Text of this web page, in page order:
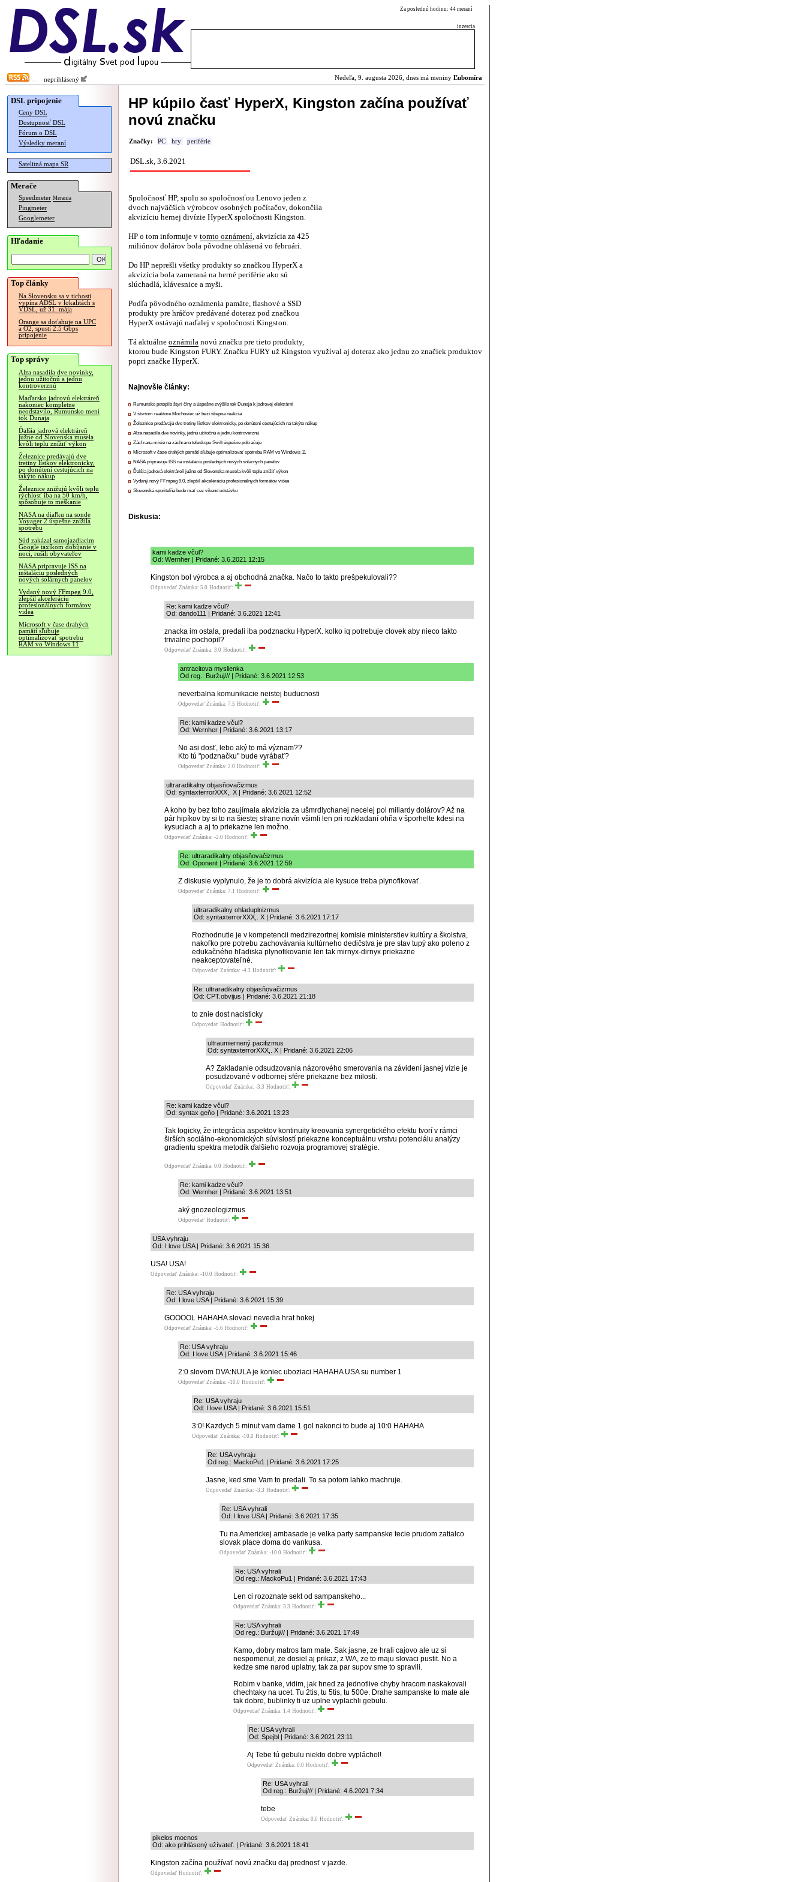
Za poslednú hodinu: 44 meraní
inzercia
neprihlásený Nedeľa, 9. augusta 2026, dnes má meniny Ľubomíra
DSL pripojenie
Ceny DSL
Dostupnosť DSL
Fórum o DSL
Výsledky meraní
Satelitná mapa SR
Merače
Speedmeter Merania
Pingmeter
Googlemeter
Hľadanie
Top články
Na Slovensku sa v tichosti
vypína ADSL v lokalitách s
VDSL, už 31. mája
Orange sa doťahuje na UPC
a O2, spustí 2.5 Gbps
pripojenie
Top správy
Alza nasadila dve novinky,
jednu užitočnú a jednu
kontroverznú
Maďarsko jadrovú elektráreň
nakoniec kompletne
neodstavilo, Rumunsko mení
tok Dunaja
Ďalšia jadrová elektráreň
južne od Slovenska musela
kvôli teplu znížiť výkon
Železnice predávajú dve
tretiny lístkov elektronicky,
po donútení cestujúcich na
takýto nákup
Železnice znižujú kvôli teplu
rýchlosť iba na 50 km/h,
spôsobuje to meškanie
NASA na diaľku na sonde
Voyager 2 úspešne znížila
spotrebu
Súd zakázal samojazdiacim
Google taxíkom dobíjanie v
noci, rušili obyvateľov
NASA pripravuje ISS na
inštaláciu posledných
nových solárnych panelov
Vydaný nový FFmpeg 9.0,
zlepšil akceleráciu
profesionálnych formátov
videa
Microsoft v čase drahých
pamätí sľubuje
optimalizovať spotrebu
RAM vo Windows 11
HP kúpilo časť HyperX, Kingston začína používať
novú značku
Značky: PC hry periférie
DSL.sk, 3.6.2021
Spoločnosť HP, spolu so spoločnosťou Lenovo jeden z
dvoch najväčších výrobcov osobných počítačov, dokončila
akvizíciu hernej divízie HyperX spoločnosti Kingston.
HP o tom informuje v tomto oznámení, akvizícia za 425
miliónov dolárov bola pôvodne ohlásená vo februári.
Do HP neprešli všetky produkty so značkou HyperX a
akvizícia bola zameraná na herné periférie ako sú
slúchadlá, klávesnice a myši.
Podľa pôvodného oznámenia pamäte, flashové a SSD
produkty pre hráčov predávané doteraz pod značkou
HyperX ostávajú naďalej v spoločnosti Kingston.
Tá aktuálne oznámila novú značku pre tieto produkty,
ktorou bude Kingston FURY. Značku FURY už Kingston využíval aj doteraz ako jednu zo značiek produktov
popri značke HyperX.
Najnovšie články:
Rumunsko potopilo štyri člny a úspešne zvýšilo tok Dunaja k jadrovej elektrárni
V štvrtom reaktore Mochoviec už beží štiepna reakcia
Železnice predávajú dve tretiny lístkov elektronicky, po donútení cestujúcich na takýto nákup
Alza nasadila dve novinky, jednu užitočnú a jednu kontroverznú
Záchrana misie na záchranu teleskopu Swift úspešne pokračuje
Microsoft v čase drahých pamätí sľubuje optimalizovať spotrebu RAM vo Windows 11
NASA pripravuje ISS na inštaláciu posledných nových solárnych panelov
Ďalšia jadrová elektráreň južne od Slovenska musela kvôli teplu znížiť výkon
Vydaný nový FFmpeg 9.0, zlepšil akceleráciu profesionálnych formátov videa
Slovenská sporiteľňa bude mať cez víkend odstávku
Diskusia:
kami kadze včul?
Od: Wernher | Pridané: 3.6.2021 12:15
Kingston bol výrobca a aj obchodná značka. Načo to takto prešpekulovali??
Odpovedať Známka: 5.0 Hodnotiť:
Re: kami kadze včul?
Od: dando111 | Pridané: 3.6.2021 12:41
znacka im ostala, predali iba podznacku HyperX. kolko iq potrebuje clovek aby nieco takto
trivialne pochopil?
Odpovedať Známka: 3.0 Hodnotiť:
antracitova myslienka
Od reg.: Buržuj/// | Pridané: 3.6.2021 12:53
neverbalna komunikacie neistej buducnosti
Odpovedať Známka: 7.5 Hodnotiť:
Re: kami kadze včul?
Od: Wernher | Pridané: 3.6.2021 13:17
No asi dosť, lebo aký to má význam??
Kto tú "podznačku" bude vyrábať?
Odpovedať Známka: 2.0 Hodnotiť:
ultraradikalny objasňovačizmus
Od: syntaxterrorXXX,. X | Pridané: 3.6.2021 12:52
A koho by bez toho zaujímala akvizícia za ušmrdlychanej necelej pol miliardy dolárov? Až na
pár hipíkov by si to na šiestej strane novín všimli len pri rozkladaní ohňa v šporhelte kdesi na
kysuciach a aj to priekazne len možno.
Odpovedať Známka: -2.0 Hodnotiť:
Re: ultraradikalny objasňovačizmus
Od: Oponent | Pridané: 3.6.2021 12:59
Z diskusie vyplynulo, že je to dobrá akvizícia ale kysuce treba plynofikovať.
Odpovedať Známka: 7.1 Hodnotiť:
ultraradikalny ohladuplnizmus
Od: syntaxterrorXXX,. X | Pridané: 3.6.2021 17:17
Rozhodnutie je v kompetencii medzirezortnej komisie ministerstiev kultúry a školstva,
nakoľko pre potrebu zachovávania kultúrneho dedičstva je pre stav tupý ako poleno z
edukačného hľadiska plynofikovanie len tak mirnyx-dirnyx priekazne
neakceptovateľné.
Odpovedať Známka: -4.3 Hodnotiť:
Re: ultraradikalny objasňovačizmus
Od: CPT.obvijus | Pridané: 3.6.2021 21:18
to znie dost nacisticky
Odpovedať Hodnotiť:
ultraumiernený pacifizmus
Od: syntaxterrorXXX,. X | Pridané: 3.6.2021 22:06
A? Zakladanie odsudzovania názorového smerovania na závidení jasnej vízie je
posudzované v odbornej sfére priekazne bez milosti.
Odpovedať Známka: -3.3 Hodnotiť:
Re: kami kadze včul?
Od: syntax geňo | Pridané: 3.6.2021 13:23
Tak logicky, že integrácia aspektov kontinuity kreovania synergetického efektu tvorí v rámci
širších sociálno-ekonomických súvislostí priekazne konceptuálnu vrstvu potenciálu analýzy
gradientu spektra metodík ďalšieho rozvoja programovej stratégie.
Odpovedať Známka: 0.0 Hodnotiť:
Re: kami kadze včul?
Od: Wernher | Pridané: 3.6.2021 13:51
aký gnozeologizmus
Odpovedať Hodnotiť:
USA vyhraju
Od: I love USA | Pridané: 3.6.2021 15:36
USA! USA!
Odpovedať Známka: -10.0 Hodnotiť:
Re: USA vyhraju
Od: I love USA | Pridané: 3.6.2021 15:39
GOOOOL HAHAHA slovaci nevedia hrat hokej
Odpovedať Známka: -5.6 Hodnotiť:
Re: USA vyhraju
Od: I love USA | Pridané: 3.6.2021 15:46
2:0 slovom DVA:NULA je koniec uboziaci HAHAHA USA su number 1
Odpovedať Známka: -10.0 Hodnotiť:
Re: USA vyhraju
Od: I love USA | Pridané: 3.6.2021 15:51
3:0! Kazdych 5 minut vam dame 1 gol nakonci to bude aj 10:0 HAHAHA
Odpovedať Známka: -10.0 Hodnotiť:
Re: USA vyhraju
Od reg.: MackoPu1 | Pridané: 3.6.2021 17:25
Jasne, ked sme Vam to predali. To sa potom lahko machruje.
Odpovedať Známka: -3.3 Hodnotiť:
Re: USA vyhrali
Od: I love USA | Pridané: 3.6.2021 17:35
Tu na Americkej ambasade je velka party sampanske tecie prudom zatialco
slovak place doma do vankusa.
Odpovedať Známka: -10.0 Hodnotiť:
Re: USA vyhrali
Od reg.: MackoPu1 | Pridané: 3.6.2021 17:43
Len ci rozoznate sekt od sampanskeho...
Odpovedať Známka: 3.3 Hodnotiť:
Re: USA vyhrali
Od reg.: Buržuj/// | Pridané: 3.6.2021 17:49
Kamo, dobry matros tam mate. Sak jasne, ze hrali cajovo ale uz si
nespomenul, ze dosiel aj prikaz, z WA, ze to maju slovaci pustit. No a
kedze sme narod uplatny, tak za par supov sme to spravili.
Robim v banke, vidim, jak hned za jednotlive chyby hracom naskakovali
chechtaky na ucet. Tu 2tis, tu 5tis, tu 500e. Drahe sampanske to mate ale
tak dobre, bublinky ti uz uplne vyplachli gebulu.
Odpovedať Známka: 1.4 Hodnotiť:
Re: USA vyhrali
Od: Spejbl | Pridané: 3.6.2021 23:11
Aj Tebe tú gebulu niekto dobre vypláchol!
Odpovedať Známka: 0.0 Hodnotiť:
Re: USA vyhrali
Od reg.: Buržuj/// | Pridané: 4.6.2021 7:34
tebe
Odpovedať Známka: 0.0 Hodnotiť:
pikelos mocnos
Od: ako prihlásený užívateľ. | Pridané: 3.6.2021 18:41
Kingston začína používať novú značku daj prednosť v jazde.
Odpovedať Hodnotiť: